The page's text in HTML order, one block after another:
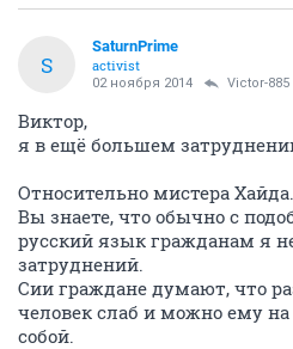
S
SaturnPrime
activist
02 ноября 2014 Victor-885
Виктор,
я в ещё большем
Относительно мистера Хайда.
Вы знаете, что обычно с
русский язык гражданам я
затруднений.
Сии граждане думают, что
человек слаб и можно ему
собой.